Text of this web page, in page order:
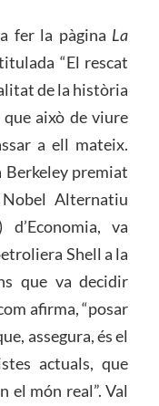
fer la pàgina La
“El rescat
de la història
això de viure
a ell mateix.
premiat
Alternatiu
va
Shell a la
que va decidir
afirma, “posar
assegura, és el
actuals, que
el món real”. Val